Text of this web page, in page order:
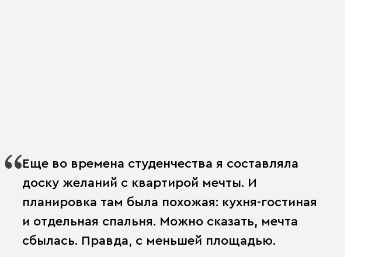
Еще во времена студенчества я составляла
доску желаний с квартирой мечты. И
планировка там была похожая: кухня-гостиная
и отдельная спальня. Можно сказать, мечта
сбылась. Правда, с меньшей площадью.